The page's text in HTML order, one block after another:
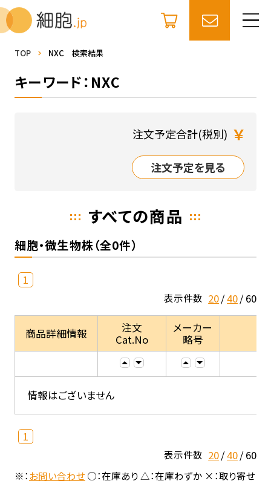
TOP NXC 検索結果
キーワード：NXC
注文予定合計(税別) ￥
注文予定を見る
すべての商品
細胞・微生物株（全0件）
1
表示件数 20 40 60
商品詳細情報
注文
Cat.No
メーカー
略号
情報はございません
1
表示件数 20 40 60
※：お問い合わせ○：在庫あり △：在庫わずか ×：取り寄せ